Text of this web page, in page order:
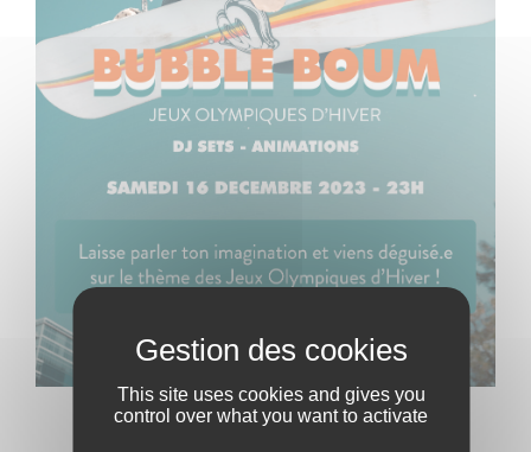
This site uses cookies and gives you
control over what you want to activate